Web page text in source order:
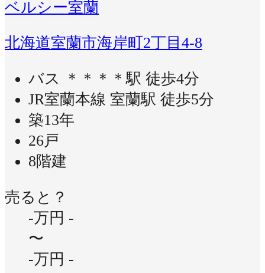
ベルシー室蘭
北海道室蘭市海岸町2丁目4-8
バス ＊＊＊＊駅 徒歩4分
JR室蘭本線 室蘭駅 徒歩5分
築13年
26戸
8階建
売ると？
-万円 -
〜
-万円 -